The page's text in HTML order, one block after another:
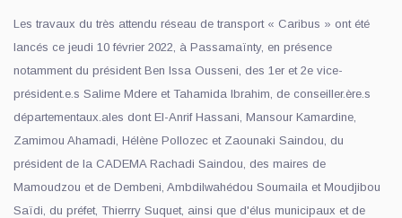
Les travaux du très attendu réseau de transport « Caribus » ont été
lancés ce jeudi 10 février 2022, à Passamaïnty, en présence
notamment du président Ben Issa Ousseni, des 1er et 2e vice-
président.e.s Salime Mdere et Tahamida Ibrahim, de conseiller.ère.s
départementaux.ales dont El-Anrif Hassani, Mansour Kamardine,
Zamimou Ahamadi, Hélène Pollozec et Zaounaki Saindou, du
président de la CADEMA Rachadi Saindou, des maires de
Mamoudzou et de Dembeni, Ambdilwahédou Soumaila et Moudjibou
Saïdi, du préfet, Thierrry Suquet, ainsi que d'élus municipaux et de